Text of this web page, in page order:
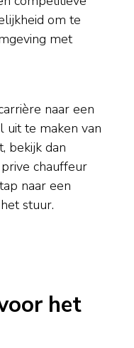
om te
met
naar een
uit te maken van
bekijk dan
chauffeur
naar een
stuur.
het